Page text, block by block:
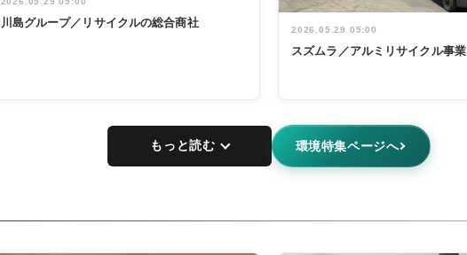
川島グループ／リサイクルの総合商社
2026.05.29 05:00
スズムラ／アルミリサイクル事業
もっと読む 環境特集ページへ